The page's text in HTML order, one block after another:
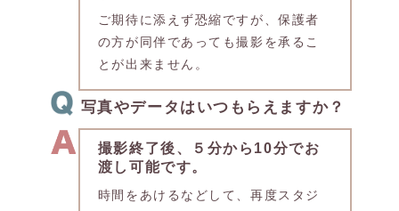
ご期待に添えず恐縮ですが、保護者
の方が同伴であっても撮影を承るこ
とが出来ません。
写真やデータはいつもらえますか？
撮影終了後、５分から10分でお
渡し可能です。
時間をあけるなどして、再度スタジ